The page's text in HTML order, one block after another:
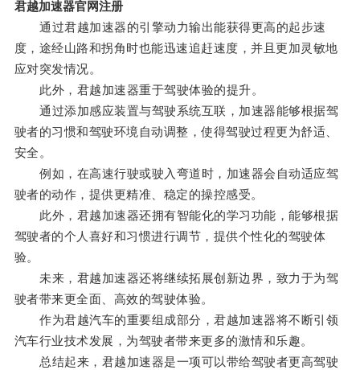
君越加速器官网注册
通过君越加速器的引擎动力输出能获得更高的起步速
度，途经山路和拐角时也能迅速追赶速度，并且更加灵敏地
应对突发情况。
此外，君越加速器重于驾驶体验的提升。
通过添加感应装置与驾驶系统互联，加速器能够根据驾
驶者的习惯和驾驶环境自动调整，使得驾驶过程更为舒适、
安全。
例如，在高速行驶或驶入弯道时，加速器会自动适应驾
驶者的动作，提供更精准、稳定的操控感受。
此外，君越加速器还拥有智能化的学习功能，能够根据
驾驶者的个人喜好和习惯进行调节，提供个性化的驾驶体
验。
未来，君越加速器还将继续拓展创新边界，致力于为驾
驶者带来更全面、高效的驾驶体验。
作为君越汽车的重要组成部分，君越加速器将不断引领
汽车行业技术发展，为驾驶者带来更多的激情和乐趣。
总结起来，君越加速器是一项可以带给驾驶者更高驾驶